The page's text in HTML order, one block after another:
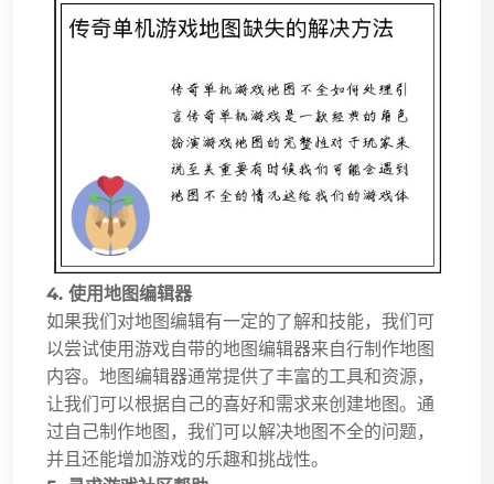
4. 使用地图编辑器
如果我们对地图编辑有一定的了解和技能，我们可
以尝试使用游戏自带的地图编辑器来自行制作地图
内容。地图编辑器通常提供了丰富的工具和资源，
让我们可以根据自己的喜好和需求来创建地图。通
过自己制作地图，我们可以解决地图不全的问题，
并且还能增加游戏的乐趣和挑战性。